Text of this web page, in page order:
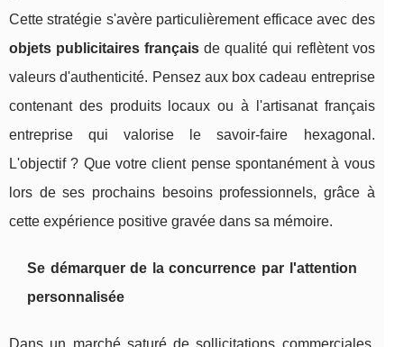
Cette stratégie s'avère particulièrement efficace avec des
objets publicitaires françaisde qualité qui reflètent vos
valeurs d'authenticité. Pensez aux box cadeau entreprise
contenant des produits locaux ou à l'artisanat français
entreprise qui valorise le savoir-faire hexagonal.
L'objectif ? Que votre client pense spontanément à vous
lors de ses prochains besoins professionnels, grâce à
cette expérience positive gravée dans sa mémoire.
Se démarquer de la concurrence par l'attention
personnalisée
Dans un marché saturé de sollicitations commerciales,